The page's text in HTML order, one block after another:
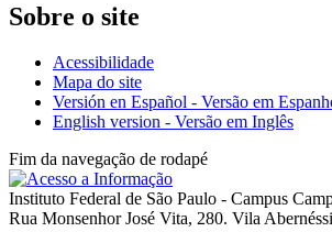
Sobre o site
Acessibilidade
Mapa do site
Versión en Español - Versão em
English version - Versão em Inglês
Fim da navegação de rodapé
Instituto Federal de São Paulo - Campus
Rua Monsenhor José Vita, 280. Vila